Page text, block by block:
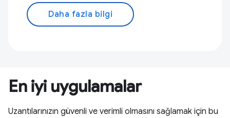
Daha fazla bilgi
En iyi uygulamalar
Uzantılarınızın güvenli ve verimli olmasını sağlamak için bu